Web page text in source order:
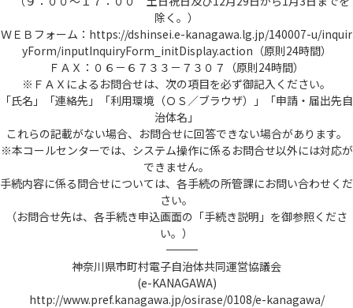
除く。）
ＷＥＢフォーム：https://dshinsei.e-kanagawa.lg.jp/140007-u/inquir
yForm/inputInquiryForm_initDisplay.action（原則24時間）
ＦＡＸ：０６－６７３３－７３０７（原則24時間）
※ＦＡＸによるお問合せは、次の項目を必ず御記入ください。
「氏名」「連絡先」「利用環境（ＯＳ／ブラウザ）」「申請・届出先自
治体名」
これらの記載がない場合、お問合せに回答できない場合があります。
※本コールセンターでは、システム操作に係るお問合せ以外には対応が
できません。
手続内容に係る問合せについては、各手続の所管課にお問い合わせくだ
さい。
（お問合せ先は、各手続き申込画面の「手続き説明」を御参照くださ
い。）
――――――――――――――――――――――――――――――――――――――――――――――――――
神奈川県市町村電子自治体共同運営協議会
(e-KANAGAWA)
http://www.pref.kanagawa.jp/osirase/0108/e-kanagawa/